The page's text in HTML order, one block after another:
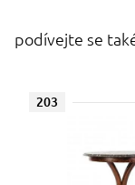
podívejte se
203